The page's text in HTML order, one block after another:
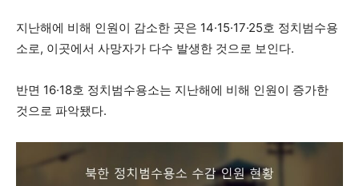
지난해에 비해 인원이 감소한 곳은 14·15·17·25호 정치범수용
소로, 이곳에서 사망자가 다수 발생한 것으로 보인다.
반면 16·18호 정치범수용소는 지난해에 비해 인원이 증가한
것으로 파악됐다.